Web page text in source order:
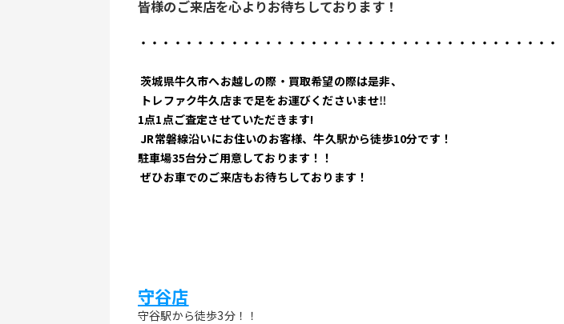
皆様のご来店を心よりお待ちしております！
・・・・・・・・・・・・・・・・・・・・・・・・・・・・・・・・・・・・・
茨城県牛久市へお越しの際・買取希望の際は是非、
トレファク牛久店まで足をお運びくださいませ‼
1点1点ご査定させていただきます!
JR常磐線沿いにお住いのお客様、牛久駅から徒歩10分です！
駐車場35台分ご用意しております！！
ぜひお車でのご来店もお待ちしております！
守谷店
守谷駅から徒歩3分！！